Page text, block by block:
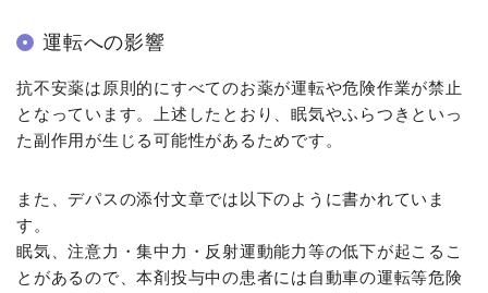
運転への影響
抗不安薬は原則的にすべてのお薬が運転や危険作業が禁止
となっています。上述したとおり、眠気やふらつきといっ
た副作用が生じる可能性があるためです。
また、デパスの添付文章では以下のように書かれていま
す。
眠気、注意力・集中力・反射運動能力等の低下が起こるこ
とがあるので、本剤投与中の患者には自動車の運転等危険